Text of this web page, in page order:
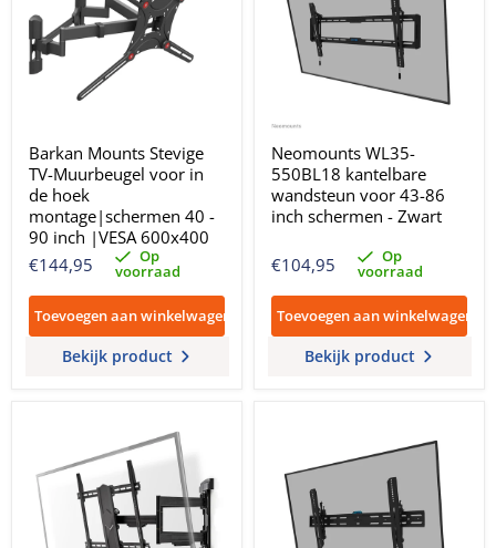
Barkan Mounts Stevige
TV-Muurbeugel voor in
de hoek
montage|schermen 40 -
90 inch |VESA 600x400
€144,95
Op
voorraad
Toevoegen aan winkelwagen
Bekijk product
Neomounts WL35-
550BL18 kantelbare
wandsteun voor 43-86
inch schermen - Zwart
€104,95 Op
voorraad
Toevoegen aan winkelwagen
Bekijk product